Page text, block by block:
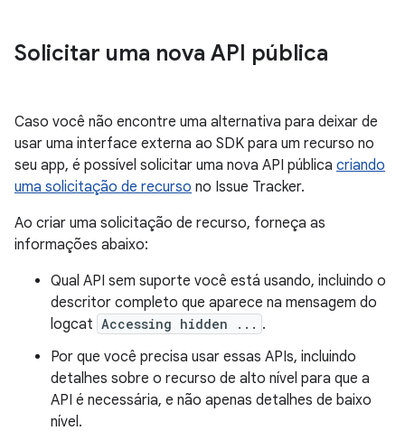
Solicitar uma nova API pública
Caso você não encontre uma alternativa para deixar de
usar uma interface externa ao SDK para um recurso no
seu app, é possível solicitar uma nova API pública criando
uma solicitação de recurso no Issue Tracker.
Ao criar uma solicitação de recurso, forneça as
informações abaixo:
Qual API sem suporte você está usando, incluindo o
descritor completo que aparece na mensagem do
logcat Accessing hidden ... .
Por que você precisa usar essas APIs, incluindo
detalhes sobre o recurso de alto nível para que a
API é necessária, e não apenas detalhes de baixo
nível.